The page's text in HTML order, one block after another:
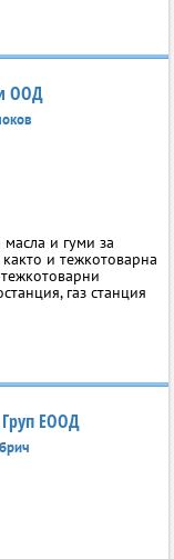
ООД
и гуми за
и тежкотоварна
газ станция
ЕООД